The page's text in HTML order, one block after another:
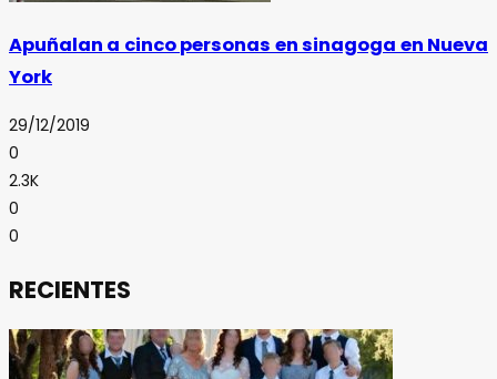
Apuñalan a cinco personas en sinagoga en Nueva
York
29/12/2019
0
2.3K
0
0
RECIENTES